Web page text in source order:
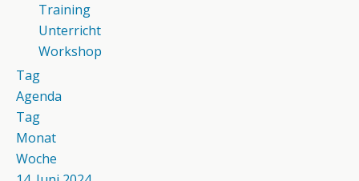
Training
Unterricht
Workshop
Tag
Agenda
Tag
Monat
Woche